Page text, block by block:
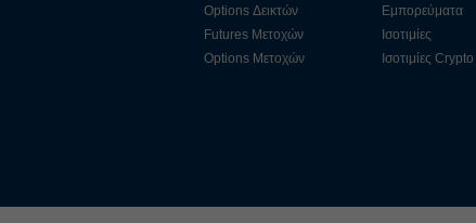
Options Δεικτών
Futures Μετοχών
Options Μετοχών
Εμπορεύματα
Ισοτιμίες
Ισοτιμίες Crypto